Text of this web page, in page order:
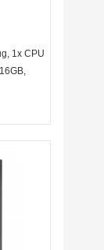
1x CPU